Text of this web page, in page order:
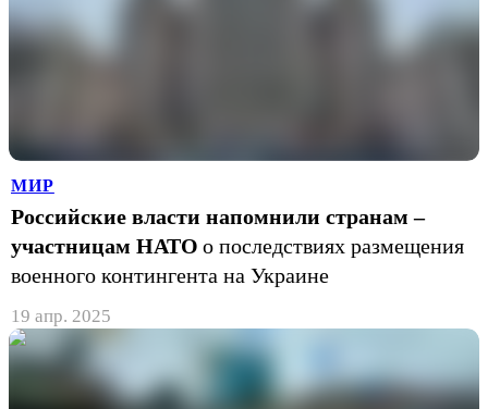
МИР
Российские власти напомнили странам –
участницам НАТО о последствиях размещения
военного контингента на Украине
19 апр. 2025